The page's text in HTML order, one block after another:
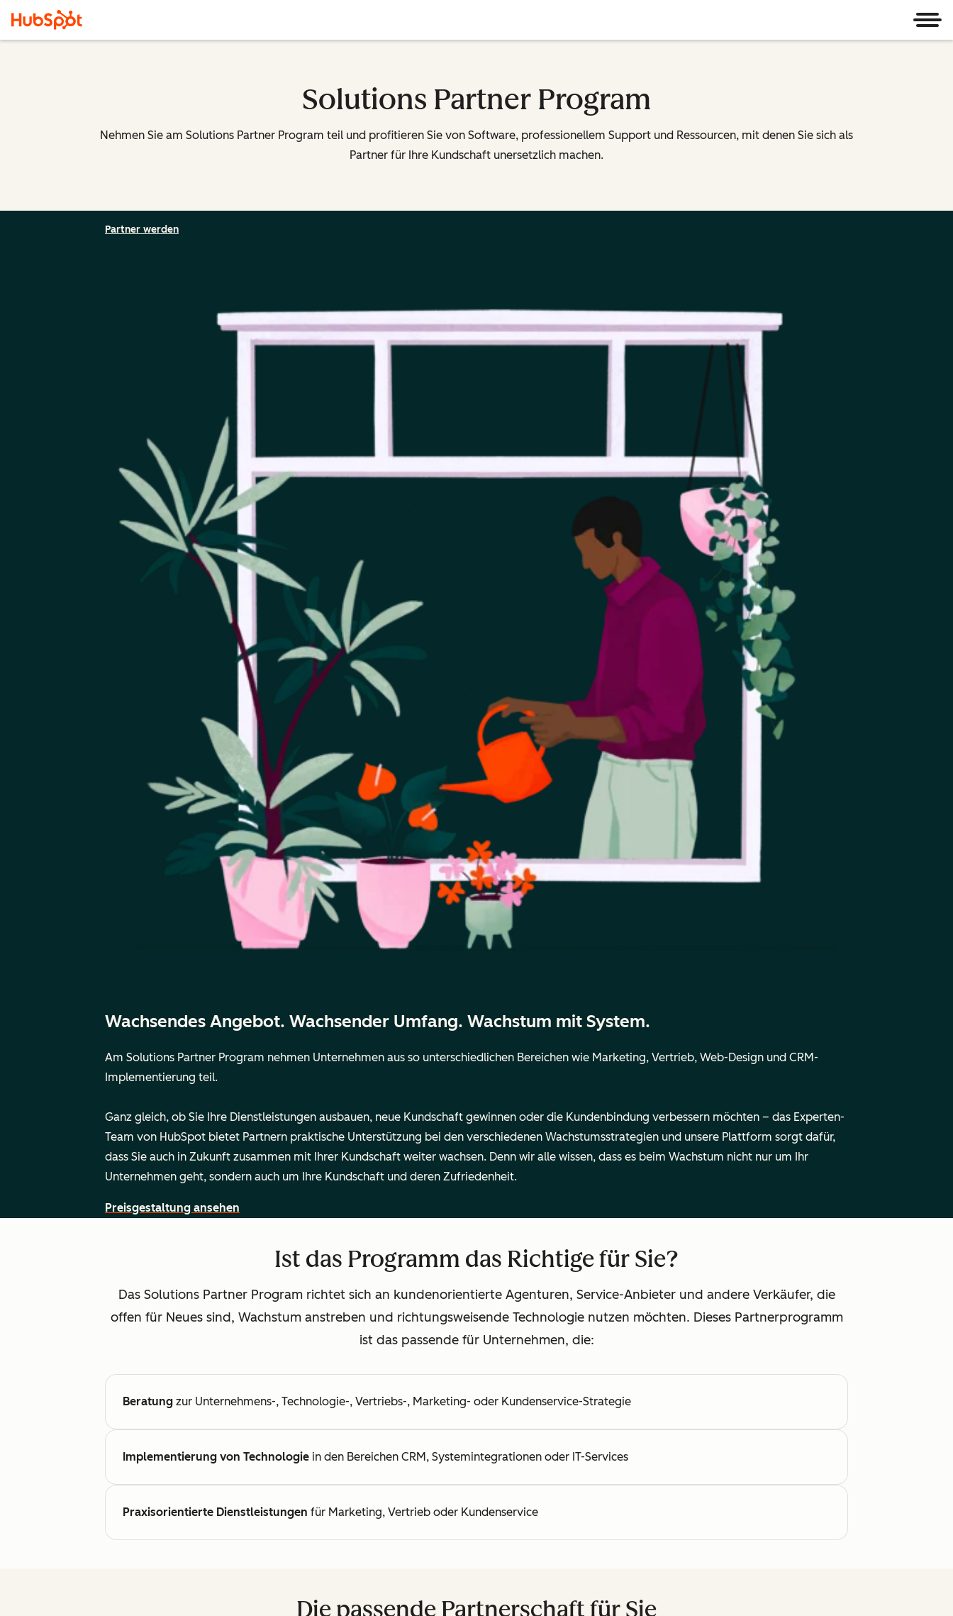
Solutions Partner Program
Nehmen Sie am Solutions Partner Program teil und profitieren Sie von Software, professionellem Support und Ressourcen, mit denen Sie sich als
Partner für Ihre Kundschaft unersetzlich machen.
Partner werden
Wachsendes Angebot. Wachsender Umfang. Wachstum mit System.
Am Solutions Partner Program nehmen Unternehmen aus so unterschiedlichen Bereichen wie Marketing, Vertrieb, Web-Design und CRM-
Implementierung teil.
Ganz gleich, ob Sie Ihre Dienstleistungen ausbauen, neue Kundschaft gewinnen oder die Kundenbindung verbessern möchten – das Experten-
Team von HubSpot bietet Partnern praktische Unterstützung bei den verschiedenen Wachstumsstrategien und unsere Plattform sorgt dafür,
dass Sie auch in Zukunft zusammen mit Ihrer Kundschaft weiter wachsen. Denn wir alle wissen, dass es beim Wachstum nicht nur um Ihr
Unternehmen geht, sondern auch um Ihre Kundschaft und deren Zufriedenheit.
Preisgestaltung ansehen
Ist das Programm das Richtige für Sie?
Das Solutions Partner Program richtet sich an kundenorientierte Agenturen, Service-Anbieter und andere Verkäufer, die
offen für Neues sind, Wachstum anstreben und richtungsweisende Technologie nutzen möchten. Dieses Partnerprogramm
ist das passende für Unternehmen, die:
Beratung zur Unternehmens-, Technologie-, Vertriebs-, Marketing- oder Kundenservice-Strategie
Implementierung von Technologie in den Bereichen CRM, Systemintegrationen oder IT-Services
Praxisorientierte Dienstleistungen für Marketing, Vertrieb oder Kundenservice
Die passende Partnerschaft für Sie